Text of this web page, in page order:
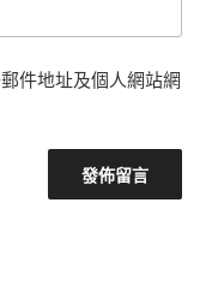
件地址及個人網站網